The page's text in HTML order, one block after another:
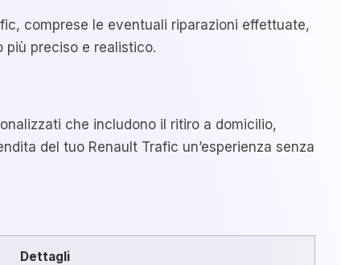
comprese le eventuali riparazioni effettuate,
più preciso e realistico.
che includono il ritiro a domicilio,
del tuo Renault Trafic un’esperienza senza
Dettagli